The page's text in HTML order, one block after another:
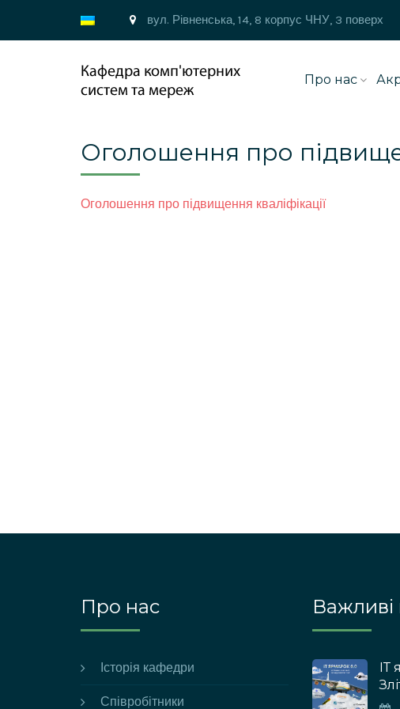
вул. Рівненська, 14, 8 корпус ЧНУ, 3 поверх
Про нас
Оголошення про
Оголошення про підвищення кваліфікації
Про нас
Історія кафедри
Співробітники
Важливі
ІТ